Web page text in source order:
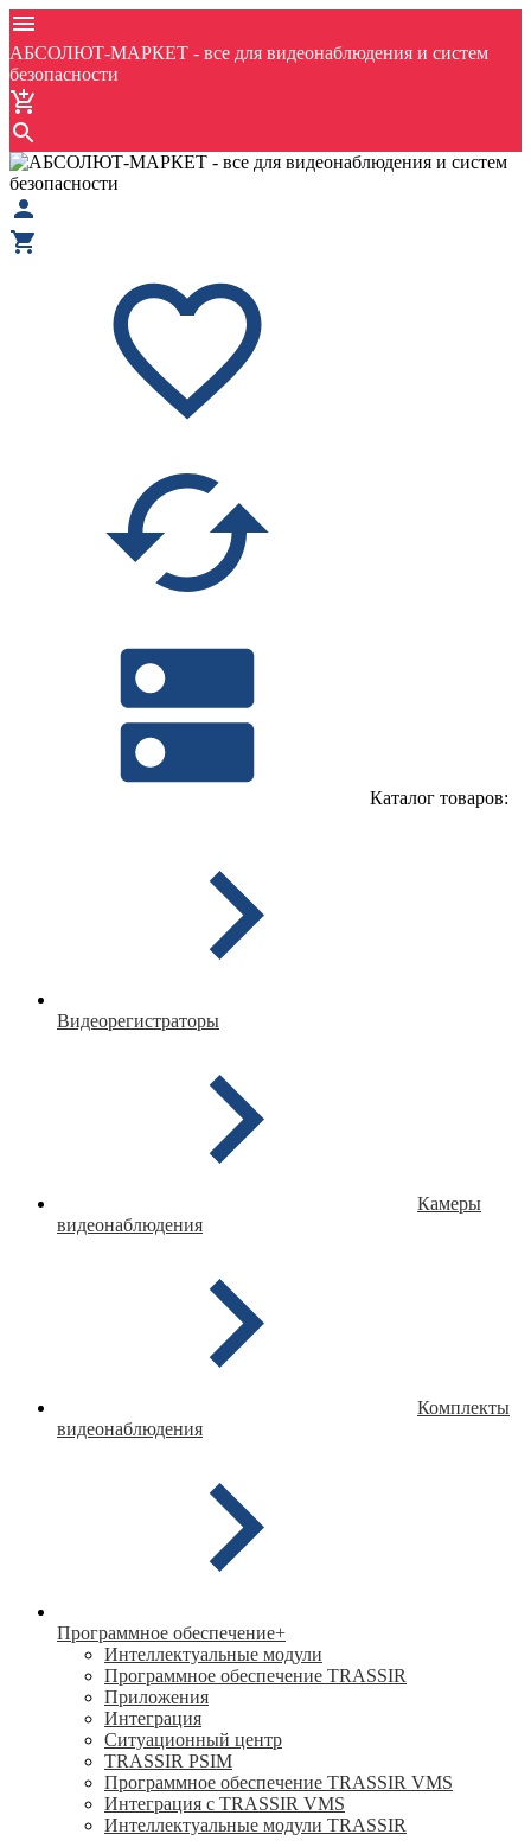
АБСОЛЮТ-МАРКЕТ - все для видеонаблюдения и систем
безопасности
Каталог товаров:
Видеорегистраторы
Камеры
видеонаблюдения
Комплекты
видеонаблюдения
Программное обеспечение+
Интеллектуальные модули
Программное обеспечение TRASSIR
Приложения
Интеграция
Ситуационный центр
TRASSIR PSIM
Программное обеспечение TRASSIR VMS
Интеграция с TRASSIR VMS
Интеллектуальные модули TRASSIR